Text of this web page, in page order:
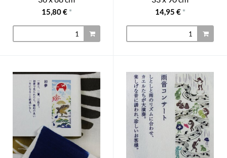
15,80 € * 14,95 € *